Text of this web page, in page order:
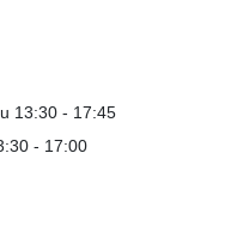
13:30 - 17:45
- 17:00